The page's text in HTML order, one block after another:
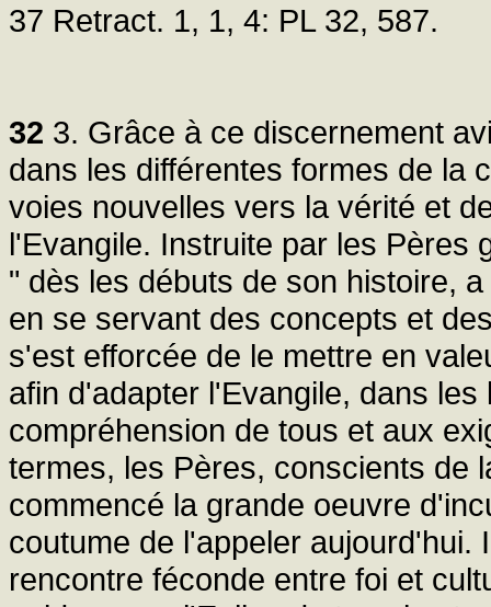
37 Retract. 1, 1, 4: PL 32, 587.
32 3. Grâce à ce discernement
dans les différentes formes de la
voies nouvelles vers la vérité et
l'Evangile. Instruite par les Pères
" dès les débuts de son histoire,
en se servant des concepts et
s'est efforcée de le mettre en
afin d'adapter l'Evangile, dans
compréhension de tous et aux
termes, les Pères, conscients de
commencé la grande oeuvre
coutume de l'appeler
rencontre féconde entre foi et